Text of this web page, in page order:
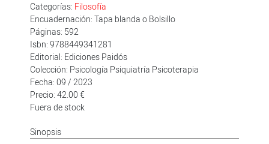
Categorías: Filosofía
Encuadernación: Tapa blanda o Bolsillo
Páginas: 592
Isbn: 9788449341281
Editorial: Ediciones Paidós
Colección: Psicología Psiquiatría Psicoterapia
Fecha: 09 / 2023
Precio: 42.00 €
Fuera de stock
Sinopsis